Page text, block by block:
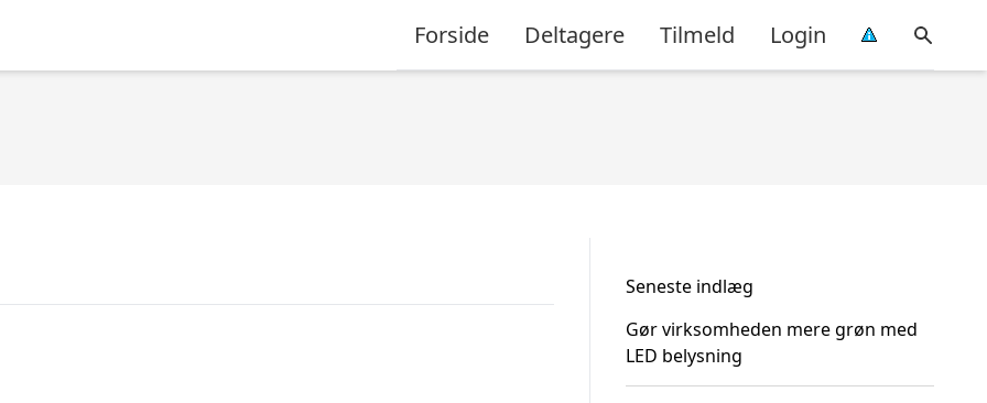
Forside Deltagere Tilmeld Login
Seneste indlæg
Gør virksomheden mere grøn med
LED belysning